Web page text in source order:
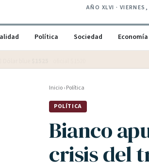
AÑO XLVI ·
Política Sociedad Economía
Inicio›Política
POLÍTICA
Bianco
crisis del